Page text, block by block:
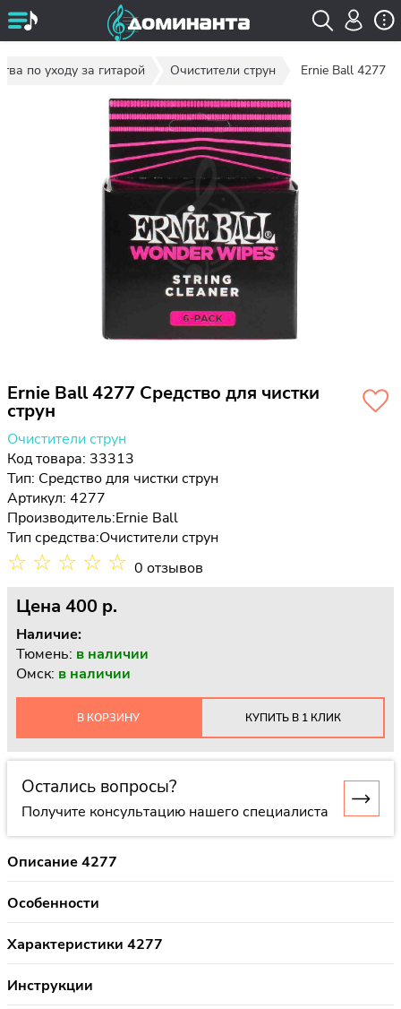
по уходу за гитарой Очистители струн Ernie Ball 4277
Ernie Ball 4277 Средство для чистки
струн
Очистители струн
Код товара: 33313
Тип: Средство для чистки струн
Артикул: 4277
Производитель:Ernie Ball
Тип средства:Очистители струн
☆ ☆ ☆ ☆ ☆ 0 отзывов
Цена 400 p.
Наличие:
Тюмень: в наличии
Омск: в наличии
В КОРЗИНУ КУПИТЬ В 1 КЛИК
Остались вопросы?
Получите консультацию нашего специалиста
Описание 4277
Особенности
Характеристики 4277
Инструкции